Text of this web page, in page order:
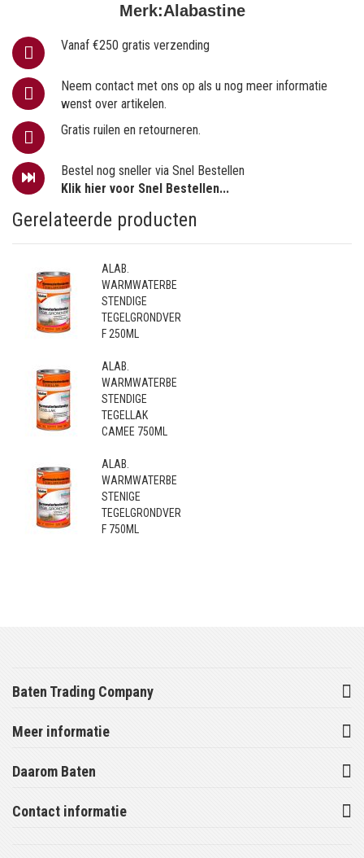
Merk:Alabastine
Vanaf €250 gratis verzending
Neem contact met ons op als u nog meer informatie
wenst over artikelen.
Gratis ruilen en retourneren.
Bestel nog sneller via Snel Bestellen
Klik hier voor Snel Bestellen...
Gerelateerde producten
ALAB.
WARMWATERBE
STENDIGE
TEGELGRONDVER
F 250ML
ALAB.
WARMWATERBE
STENDIGE
TEGELLAK
CAMEE 750ML
ALAB.
WARMWATERBE
STENIGE
TEGELGRONDVER
F 750ML
Baten Trading Company
Meer informatie
Daarom Baten
Contact informatie